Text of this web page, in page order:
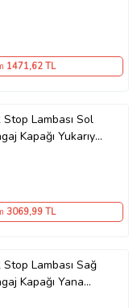
1471,62 TL
Lambası Sol
Kapağı Yukarıya
3069,99 TL
Lambası Sağ
Kapağı Yana